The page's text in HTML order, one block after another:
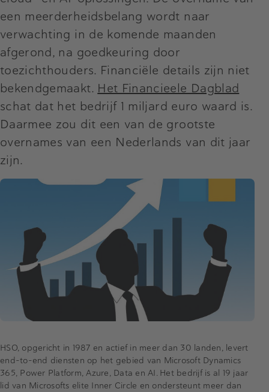
een meerderheidsbelang wordt naar
verwachting in de komende maanden
afgerond, na goedkeuring door
toezichthouders. Financiële details zijn niet
bekendgemaakt. Het Financieele Dagblad
schat dat het bedrijf 1 miljard euro waard is.
Daarmee zou dit een van de grootste
overnames van een Nederlands van dit jaar
zijn.
HSO, opgericht in 1987 en actief in meer dan 30 landen, levert
end-to-end diensten op het gebied van Microsoft Dynamics
365, Power Platform, Azure, Data en AI. Het bedrijf is al 19 jaar
lid van Microsofts elite Inner Circle en ondersteunt meer dan